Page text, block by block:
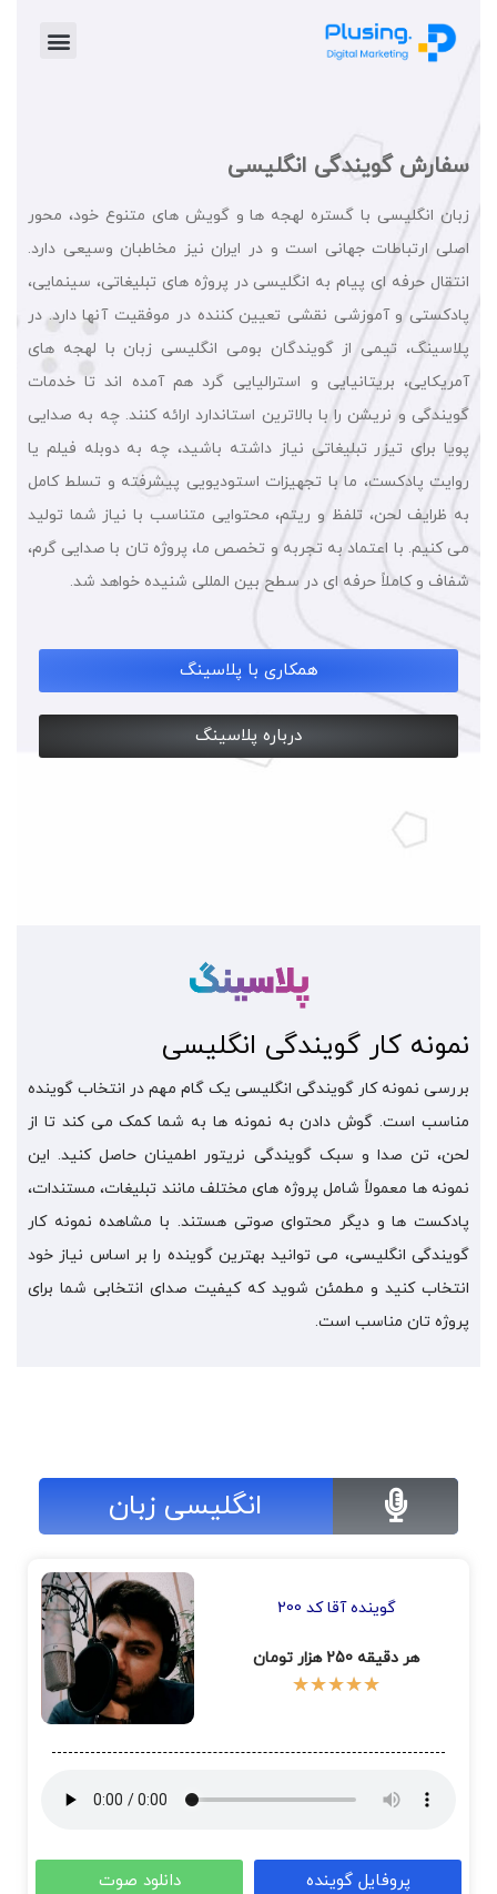
سفارش گویندگی انگلیسی
زبان انگلیسی با گستره لهجه ها و گویش های متنوع خود، محور
اصلی ارتباطات جهانی است و در ایران نیز مخاطبان وسیعی دارد.
انتقال حرفه ای پیام به انگلیسی در پروژه های تبلیغاتی، سینمایی،
پادکستی و آموزشی نقشی تعیین کننده در موفقیت آنها دارد. در
پلاسینگ، تیمی از گویندگان بومی انگلیسی زبان با لهجه های
آمریکایی، بریتانیایی و استرالیایی گرد هم آمده اند تا خدمات
گویندگی و نریشن را با بالاترین استاندارد ارائه کنند. چه به صدایی
پویا برای تیزر تبلیغاتی نیاز داشته باشید، چه به دوبله فیلم یا
روایت پادکست، ما با تجهیزات استودیویی پیشرفته و تسلط کامل
به ظرایف لحن، تلفظ و ریتم، محتوایی متناسب با نیاز شما تولید
می کنیم. با اعتماد به تجربه و تخصص ما، پروژه تان با صدایی گرم،
شفاف و کاملاً حرفه ای در سطح بین المللی شنیده خواهد شد.
همکاری با پلاسینگ
درباره پلاسینگ
نمونه کار گویندگی انگلیسی
بررسی نمونه کار گویندگی انگلیسی یک گام مهم در انتخاب گوینده
مناسب است. گوش دادن به نمونه ها به شما کمک می کند تا از
لحن، تن صدا و سبک گویندگی نریتور اطمینان حاصل کنید. این
نمونه ها معمولاً شامل پروژه های مختلف مانند تبلیغات، مستندات،
پادکست ها و دیگر محتوای صوتی هستند. با مشاهده نمونه کار
گویندگی انگلیسی، می توانید بهترین گوینده را بر اساس نیاز خود
انتخاب کنید و مطمئن شوید که کیفیت صدای انتخابی شما برای
پروژه تان مناسب است.
انگلیسی زبان
گوینده آقا کد 200
هر دقیقه 250 هزار تومان
★
★
★
★
★
پروفایل گوینده دانلود صوت